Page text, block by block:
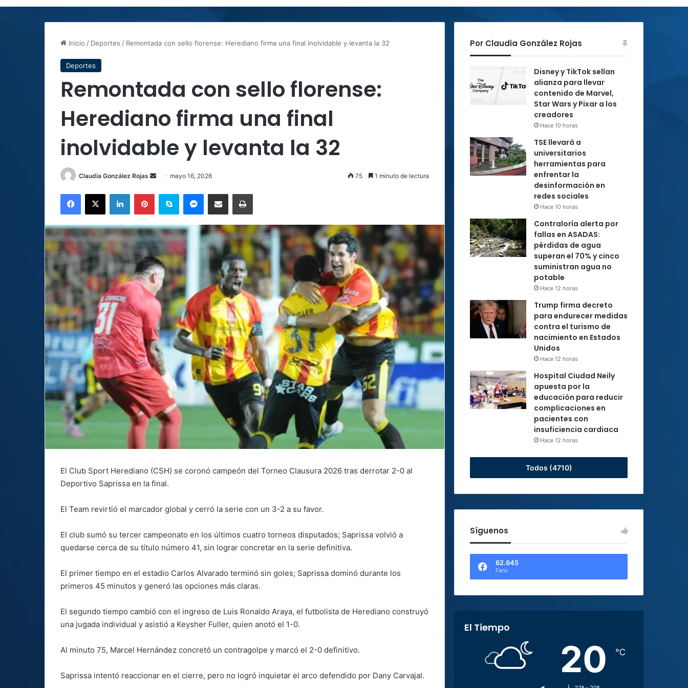
Inicio / Deportes / Remontada con sello florense: Herediano firma una final inolvidable y levanta la 32
Deportes
Remontada con sello florense:
Herediano firma una final
inolvidable y levanta la 32
Claudia González Rojas
Send
email
mayo 16, 2026 75 1 minuto de lectura
Facebook
X LinkedInPinterestSkype MessengerCompartir por correo electrónicoImprimir
El Club Sport Herediano (CSH) se coronó campeón del Torneo Clausura 2026 tras derrotar 2-0 al
Deportivo Saprissa en la final.
El Team revirtió el marcador global y cerró la serie con un 3-2 a su favor.
El club sumó su tercer campeonato en los últimos cuatro torneos disputados; Saprissa volvió a
quedarse cerca de su título número 41, sin lograr concretar en la serie definitiva.
El primer tiempo en el estadio Carlos Alvarado terminó sin goles; Saprissa dominó durante los
primeros 45 minutos y generó las opciones más claras.
El segundo tiempo cambió con el ingreso de Luis Ronaldo Araya, el futbolista de Herediano construyó
una jugada individual y asistió a Keysher Fuller, quien anotó el 1-0.
Al minuto 75, Marcel Hernández concretó un contragolpe y marcó el 2-0 definitivo.
Saprissa intentó reaccionar en el cierre, pero no logró inquietar el arco defendido por Dany Carvajal.
Por Claudia González Rojas
Disney y TikTok sellan
alianza para llevar
contenido de Marvel,
Star Wars y Pixar a los
creadores
Hace 10 horas
TSE llevará a
universitarios
herramientas para
enfrentar la
desinformación en
redes sociales
Hace 10 horas
Contraloría alerta por
fallas en ASADAS:
pérdidas de agua
superan el 70% y cinco
suministran agua no
potable
Hace 12 horas
Trump firma decreto
para endurecer medidas
contra el turismo de
nacimiento en Estados
Unidos
Hace 12 horas
Hospital Ciudad Neily
apuesta por la
educación para reducir
complicaciones en
pacientes con
insuficiencia cardiaca
Hace 12 horas
Todos (4710)
Síguenos
62.645
Fans
El Tiempo
20 ℃